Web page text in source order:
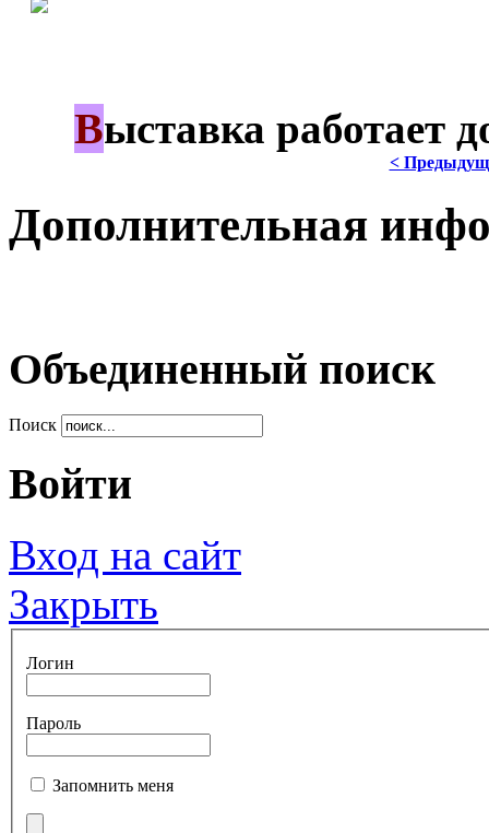
Выставка работает
<
Дополнительная
Объединенный поиск
Поиск
Войти
Вход на сайт
Закрыть
Логин
Пароль
Запомнить меня